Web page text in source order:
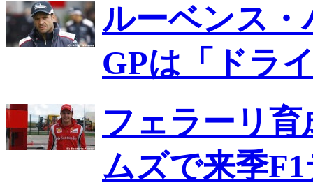
ルーベンス
GPは「ドラ
フェラーリ
ムズで来季